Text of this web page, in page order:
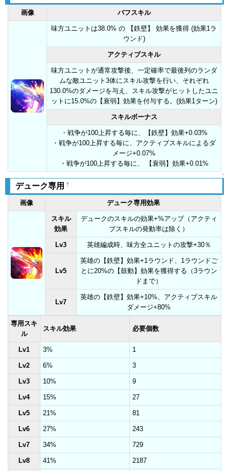
画像 バフスキル
味方ユニットは38.0% の 【鉄壁】 効果を獲得 (効果1ラ
ウンド)
アクティブスキル
味方ユニットが通常攻撃後、一定確率で最後列のランダ
ムな敵ユニット3体にスキル攻撃を行い、それぞれ
130.0%のダメージを与え、スキル攻撃がヒットしたユニ
ットに15.0%の【衰弱】効果を付与する。(効果1ターン)
スキルボーナス
・戦争が100上昇する毎に、【鉄壁】効果+0.03%
・戦争が100上昇する毎に、アクティブスキルによるダ
メージ+0.07%
・戦争が100上昇する毎に、 【衰弱】効果+0.01%
↑
デューク専用 †
画像 デューク専用効果
スキル
効果
デュークのスキルの効果+%アップ（アクティ
ブスキルの発動率は除く）
Lv3 英雄編成時、味方全ユニットの攻撃+30％
Lv5
英雄の【鉄壁】効果+1ラウンド、1ラウンドご
とに20%の【鼓動】効果を獲得する（3ラウン
ドまで）
Lv7
英雄の【鉄壁】効果+10%、アクティブスキル
ダメージ+80%
専用スキ
ル
スキル効果 必要個数
Lv1 3% 1
Lv2 6% 3
Lv3 10% 9
Lv4 15% 27
Lv5 21% 81
Lv6 27% 243
Lv7 34% 729
Lv8 41% 2187